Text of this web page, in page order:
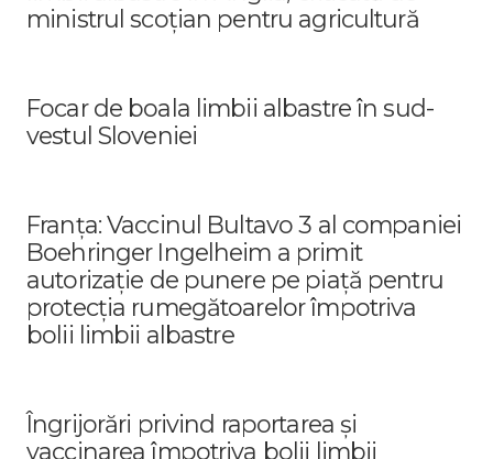
ministrul scoțian pentru agricultură
Focar de boala limbii albastre în sud-
vestul Sloveniei
Franța: Vaccinul Bultavo 3 al companiei
Boehringer Ingelheim a primit
autorizație de punere pe piață pentru
protecția rumegătoarelor împotriva
bolii limbii albastre
Îngrijorări privind raportarea și
vaccinarea împotriva bolii limbii